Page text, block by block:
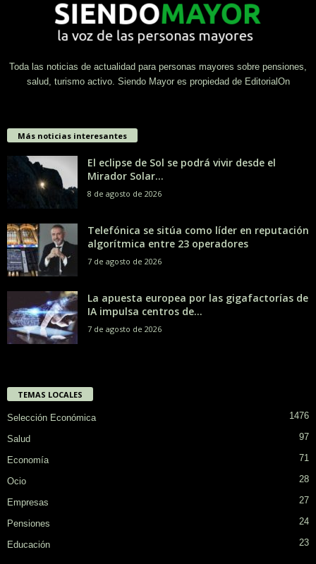
Toda las noticias de actualidad para personas mayores sobre pensiones,
salud, turismo activo. Siendo Mayor es propiedad de EditorialOn
Más noticias interesantes
El eclipse de Sol se podrá vivir desde el
Mirador Solar...
8 de agosto de 2026
Telefónica se sitúa como líder en reputación
algorítmica entre 23 operadores
7 de agosto de 2026
La apuesta europea por las gigafactorías de
IA impulsa centros de...
7 de agosto de 2026
TEMAS LOCALES
Selección Económica 1476
Salud 97
Economía 71
Ocio 28
Empresas 27
Pensiones 24
Educación 23